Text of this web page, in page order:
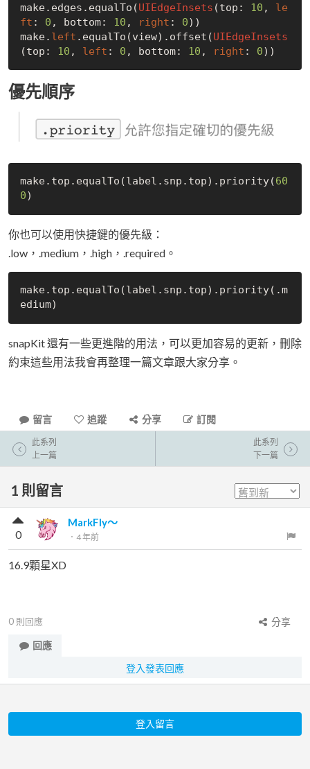
make.edges.equalTo(UIEdgeInsets (top: 10 , le
ft : 0 , bottom: 10 , right : 0))
make. left .equalTo(view).offset(UIEdgeInsets
(top: 10 , left : 0 , bottom: 10 , right : 0
優先順序
make.top.equalTo(label.snp.top).priority(60
0
你也可以使用快捷鍵的優先級：
.low，.medium，.high，.required。
make.top.equalTo(label.snp.top).priority(.m
snapKit 還有一些更進階的用法，可以更加容易的更新，刪除
約束這些用法我會再整理一篇文章跟大家分享。
留言 追蹤 分享 訂閱
此系列
上一篇
此系列
下一篇
1 則留言
MarkFly～
． 4 年前
0
16.9顆星XD
0 則回應
分享
回應
登入發表回應
登入留言